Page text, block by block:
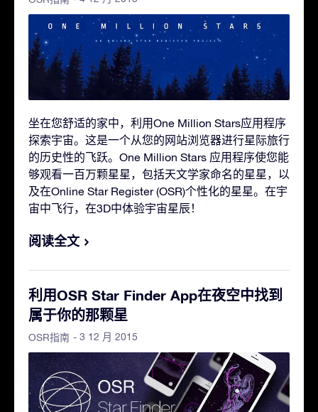
坐在您舒适的家中，利用One Million Stars应用程序
探索宇宙。这是一个从您的网站浏览器进行星际旅行
的历史性的飞跃。One Million Stars 应用程序使您能
够观看一百万颗星星，包括天文学家命名的星星，以
及在Online Star Register (OSR)个性化的星星。在宇
宙中飞行，在3D中体验宇宙星辰！
阅读全文
利用OSR Star Finder App在夜空中找到
属于你的那颗星
OSR指南 - 3 12 月 2015